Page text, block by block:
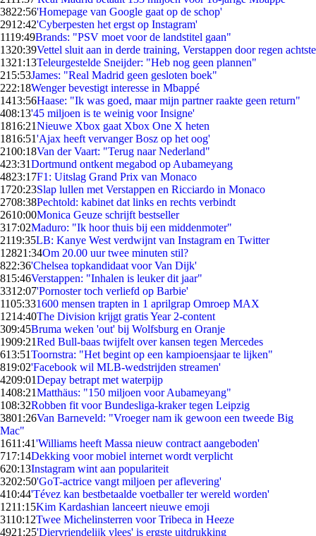
3822:56'Homepage van Google gaat op de schop'
2912:42'Cyberpesten het ergst op Instagram'
1119:49Brands: "PSV moet voor de landstitel gaan"
1320:39Vettel sluit aan in derde training, Verstappen door regen achtste
1321:13Teleurgestelde Sneijder: "Heb nog geen plannen"
215:53James: "Real Madrid geen gesloten boek"
222:18Wenger bevestigt interesse in Mbappé
1413:56Haase: "Ik was goed, maar mijn partner raakte geen return"
408:13'45 miljoen is te weinig voor Insigne'
1816:21Nieuwe Xbox gaat Xbox One X heten
1816:51'Ajax heeft vervanger Bosz op het oog'
2100:18Van der Vaart: "Terug naar Nederland"
423:31Dortmund ontkent megabod op Aubameyang
4823:17F1: Uitslag Grand Prix van Monaco
1720:23Slap lullen met Verstappen en Ricciardo in Monaco
2708:38Pechtold: kabinet dat links en rechts verbindt
2610:00Monica Geuze schrijft bestseller
317:02Maduro: "Ik hoor thuis bij een middenmoter"
2119:35LB: Kanye West verdwijnt van Instagram en Twitter
12821:34Om 20.00 uur twee minuten stil?
822:36'Chelsea topkandidaat voor Van Dijk'
815:46Verstappen: "Inhalen is leuker dit jaar"
3312:07'Pornoster toch verliefd op Barbie'
1105:331600 mensen trapten in 1 aprilgrap Omroep MAX
1214:40The Division krijgt gratis Year 2-content
309:45Bruma weken 'out' bij Wolfsburg en Oranje
1909:21Red Bull-baas twijfelt over kansen tegen Mercedes
613:51Toornstra: "Het begint op een kampioensjaar te lijken"
819:02'Facebook wil MLB-wedstrijden streamen'
4209:01Depay betrapt met waterpijp
1408:21Matthäus: "150 miljoen voor Aubameyang"
108:32Robben fit voor Bundesliga-kraker tegen Leipzig
3801:26Van Barneveld: "Vroeger nam ik gewoon een tweede Big
Mac"
1611:41'Williams heeft Massa nieuw contract aangeboden'
717:14Dekking voor mobiel internet wordt verplicht
620:13Instagram wint aan populariteit
3202:50'GoT-actrice vangt miljoen per aflevering'
410:44'Tévez kan bestbetaalde voetballer ter wereld worden'
1211:15Kim Kardashian lanceert nieuwe emoji
3110:12Twee Michelinsterren voor Tribeca in Heeze
4921:25'Diervriendelijk vlees' is ergste uitdrukking